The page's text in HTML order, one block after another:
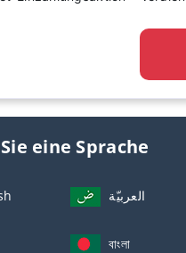
eine Sprache
العربيّة
বাংলা